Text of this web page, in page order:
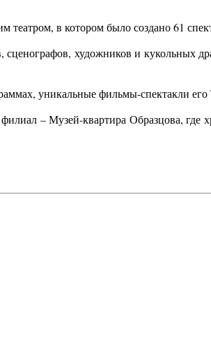
театром, в котором было создано 61
художников и кукольных
уникальные фильмы-спектакли его
– Музей-квартира Образцова, где